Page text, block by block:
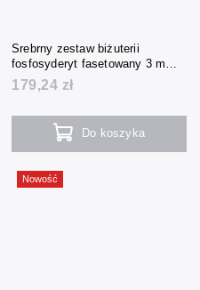
Srebrny zestaw biżuterii
fosfosyderyt fasetowany 3 mm
(naszyjnik + bransoletka +
kolczyki)
179,24 zł
Do koszyka
Nowość